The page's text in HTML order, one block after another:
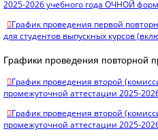
2025-2026 учебного года ОЧНОЙ
График проведения первой
для студентов выпускных курсов
Графики проведения повторной
График проведения второй
промежуточной аттестации 2025-
График проведения второй
промежуточной аттестации 2025-